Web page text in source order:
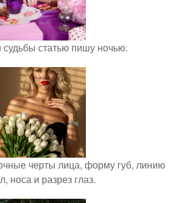
статью пишу ночью.
черты лица, форму губ, линию
носа и разрез глаз.